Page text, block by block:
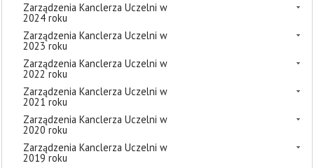
Zarządzenia Kanclerza Uczelni w
2024 roku
Zarządzenia Kanclerza Uczelni w
2023 roku
Zarządzenia Kanclerza Uczelni w
2022 roku
Zarządzenia Kanclerza Uczelni w
2021 roku
Zarządzenia Kanclerza Uczelni w
2020 roku
Zarządzenia Kanclerza Uczelni w
2019 roku